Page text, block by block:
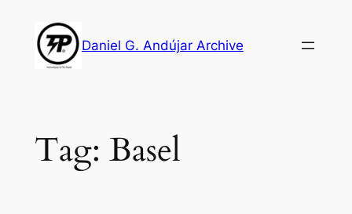
content
Daniel G. Andújar Archive
Tag: Basel